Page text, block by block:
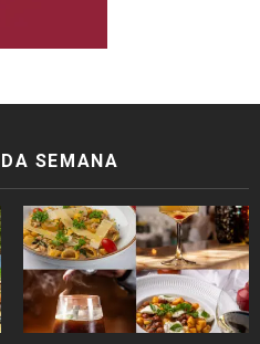
SEMANA